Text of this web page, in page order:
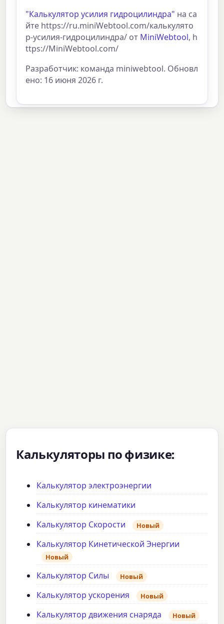
"Калькулятор усилия гидроцилиндра" на са
йте https://ru.miniWebtool.com/калькулято
р-усилия-гидроцилиндра/ от MiniWebtool, h
ttps://MiniWebtool.com/
Разработчик: команда miniwebtool. Обновл
ено: 16 июня 2026 г.
Калькуляторы по физике:
Калькулятор электроэнергии
Калькулятор кинематики
Калькулятор Скорости
Новый
Калькулятор Кинетической Энергии
Новый
Калькулятор Силы Новый
Калькулятор ускорения Новый
Калькулятор движения снаряда Новый